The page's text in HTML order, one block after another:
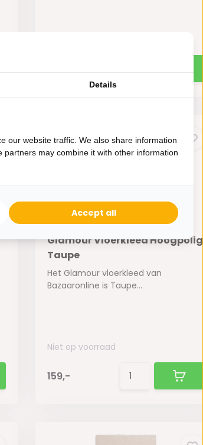
195,-
Glamour Vloerkleed Hoogpolig
Taupe
Het Glamour vloerkleed van
Bazaaronline is Taupe...
Niet op voorraad
159,-
Details
our website traffic. We also share information
may combine it with other information
Accept all